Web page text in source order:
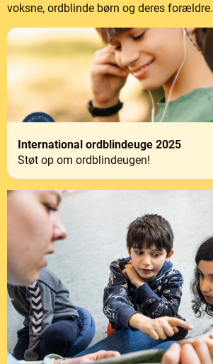
voksne, ordblinde børn og deres forældre.
International ordblindeuge 2025
Støt op om ordblindeugen!